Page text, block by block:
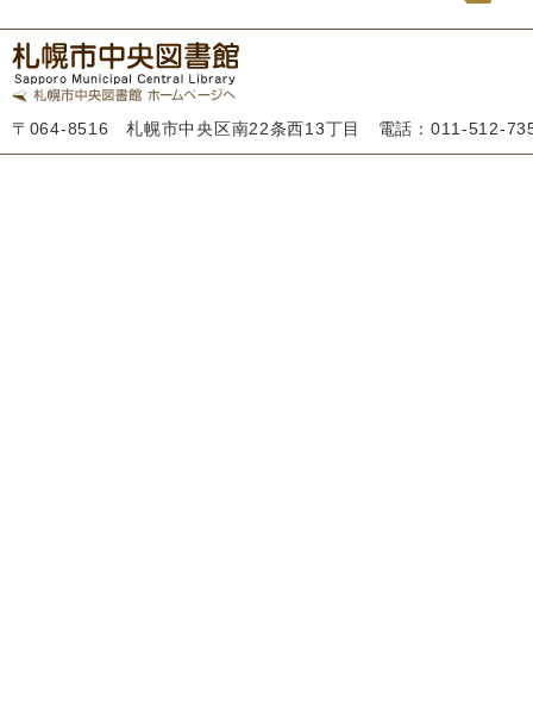
〒064-8516 札幌市中央区南22条西13丁目 電話：011-512-